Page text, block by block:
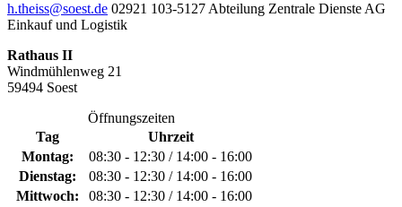
h.theiss@soest.de 02921 103-5127Abteilung Zentrale DiensteAG
Einkauf und Logistik
Rathaus II
Windmühlenweg 21
59494 Soest
Öffnungszeiten
Tag
Uhrzeit
Montag:
08:30 - 12:30 / 14:00 - 16:00
Dienstag:
08:30 - 12:30 / 14:00 - 16:00
Mittwoch:
08:30 - 12:30 / 14:00 - 16:00